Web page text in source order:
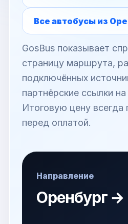
Все автобусы из
GosBus показывает
страницу маршрута,
подключённых
партнёрские ссылки на
Итоговую цену всегда
перед оплатой.
Направление
Оренбург →